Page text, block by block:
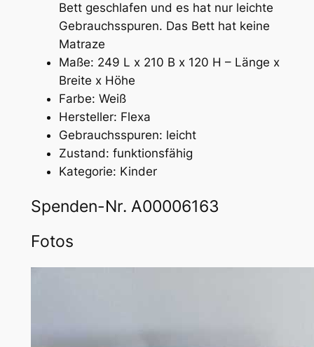
Bett geschlafen und es hat nur leichte
Gebrauchsspuren. Das Bett hat keine
Matraze
Maße: 249 L x 210 B x 120 H – Länge x
Breite x Höhe
Farbe: Weiß
Hersteller: Flexa
Gebrauchsspuren: leicht
Zustand: funktionsfähig
Kategorie: Kinder
Spenden-Nr. A00006163
Fotos